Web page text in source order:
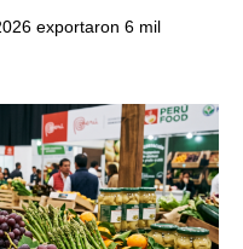
exportaron 6 mil